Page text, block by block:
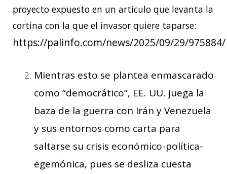
proyecto expuesto en un artículo que levanta la
cortina con la que el invasor quiere taparse:
https://palinfo.com/news/2025/09/29/975884/
Mientras esto se plantea enmascarado
como “democrático”, EE. UU. juega la
baza de la guerra con Irán y Venezuela
y sus entornos como carta para
saltarse su crisis económico-política-
egemónica, pues se desliza cuesta